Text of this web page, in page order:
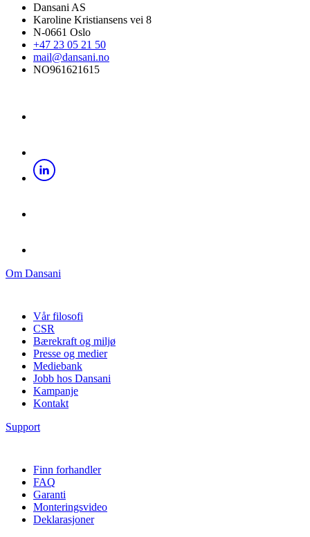
Dansani AS
Karoline Kristiansens vei 8
N-0661 Oslo
+47 23 05 21 50
mail@dansani.no
NO961621615
Om Dansani
Vår filosofi
CSR
Bærekraft og miljø
Presse og medier
Mediebank
Jobb hos Dansani
Kampanje
Kontakt
Support
Finn forhandler
FAQ
Garanti
Monteringsvideo
Deklarasjoner